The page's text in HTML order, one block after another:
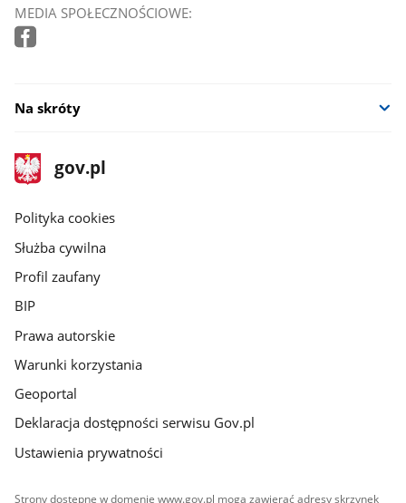
MEDIA SPOŁECZNOŚCIOWE:
Na skróty
stopka
gov.pl
Strona
gov.pl
gov.pl
Polityka cookies
Służba cywilna
Profil zaufany
BIP
Prawa autorskie
Warunki korzystania
Geoportal
Deklaracja dostępności serwisu Gov.pl
Ustawienia prywatności
Strony dostępne w domenie www.gov.pl mogą zawierać adresy skrzynek